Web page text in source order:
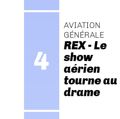
AVIATION
GÉNÉRALE
REX - Le
show
aérien
tourne au
drame